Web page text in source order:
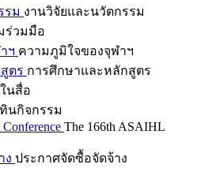
รม งานวิจัยและนวัตกรรม
ร่วมมือ
ฯ ความภูมิใจของจุฬาฯ
ตร การศึกษาและหลักสูตร
นสื่อ
นกิจกรรม
The 166th ASAIHL
ง ประกาศจัดซื้อจัดจ้าง